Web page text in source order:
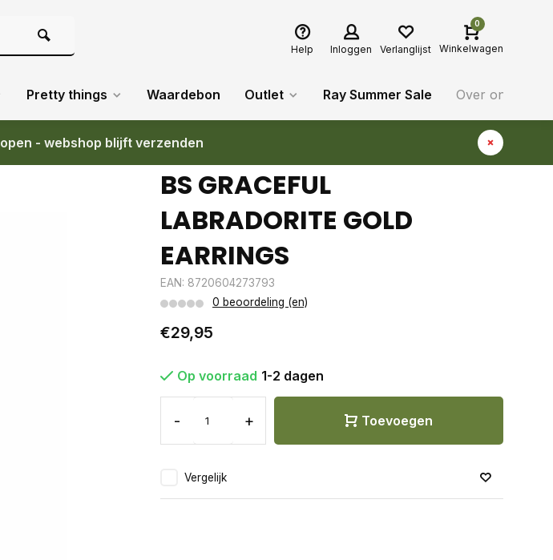
Help Inloggen Verlanglijst
0
Winkelwagen
Pretty things Waardebon Outlet Ray Summer Sale Over ons
- webshop blijft verzenden
BS GRACEFUL
LABRADORITE GOLD
EARRINGS
EAN: 8720604273793
0 beoordeling (en)
€29,95
Op voorraad 1-2 dagen
- + Toevoegen
Vergelijk